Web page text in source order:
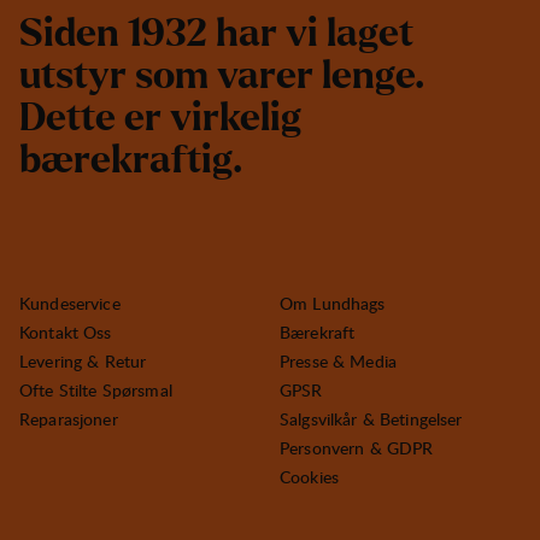
Siden 1932 har vi laget
utstyr som varer lenge.
Dette er virkelig
bærekraftig.
Kundeservice
Kontakt Oss
Levering & Retur
Ofte Stilte Spørsmal
Reparasjoner
Om Lundhags
Bærekraft
Presse & Media
GPSR
Salgsvilkår & Betingelser
Personvern & GDPR
Cookies